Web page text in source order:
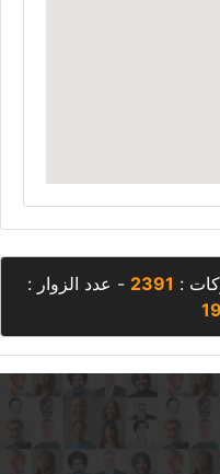
:
2391 - عدد الزوار :